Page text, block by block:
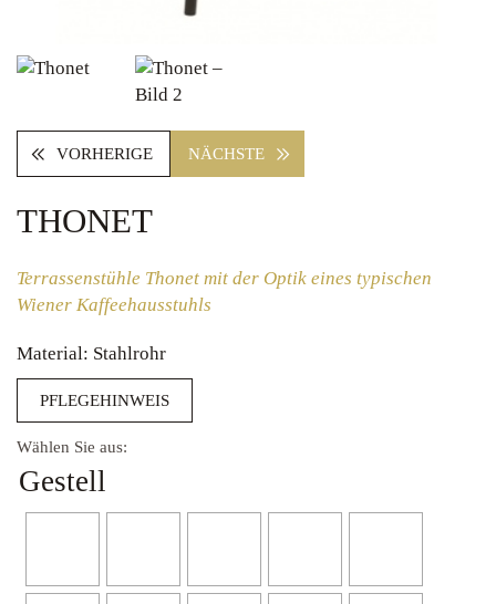
VORHERIGE NÄCHSTE
THONET
Terrassenstühle Thonet mit der Optik eines typischen
Wiener Kaffeehausstuhls
Material: Stahlrohr
PFLEGEHINWEIS
Gestell